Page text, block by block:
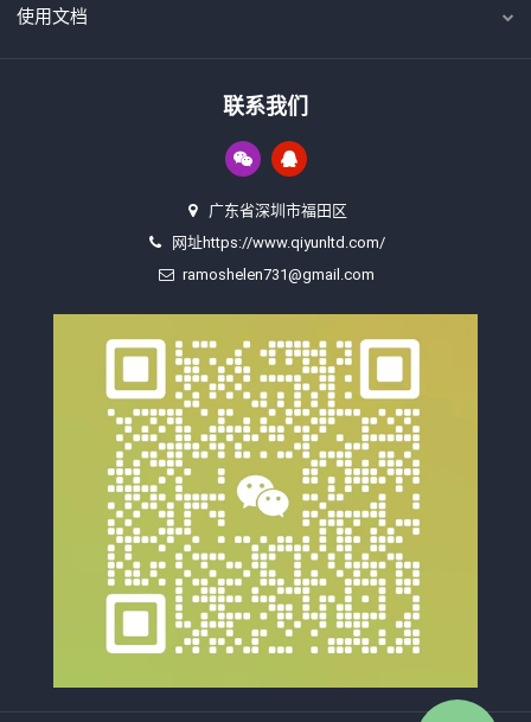
使用文档
联系我们
广东省深圳市福田区
网址https://www.qiyunltd.com/
ramoshelen731@gmail.com